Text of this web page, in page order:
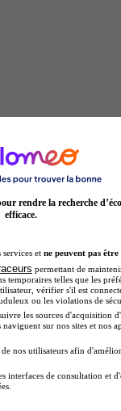
rendre la recherche
efficace.
services et ne peuvent pas être
permettant de
telles que les
vérifier s'il est
ou les violations de
les sources d'acquisition
sur nos sites et nos
nos utilisateurs afin
interfaces de consultation et